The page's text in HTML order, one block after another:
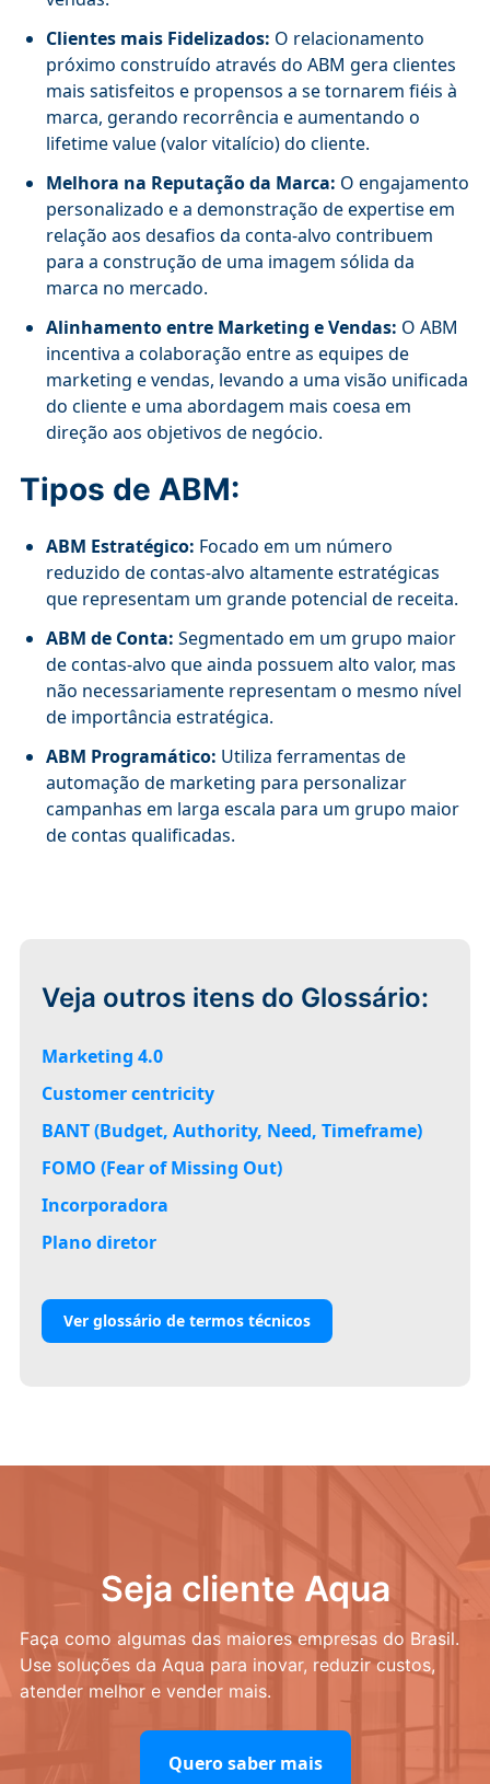
Clientes mais Fidelizados: O relacionamento
próximo construído através do ABM gera clientes
mais satisfeitos e propensos a se tornarem fiéis à
marca, gerando recorrência e aumentando o
lifetime value (valor vitalício) do cliente.
Melhora na Reputação da Marca: O engajamento
personalizado e a demonstração de expertise em
relação aos desafios da conta-alvo contribuem
para a construção de uma imagem sólida da
marca no mercado.
Alinhamento entre Marketing e Vendas: O ABM
incentiva a colaboração entre as equipes de
marketing e vendas, levando a uma visão unificada
do cliente e uma abordagem mais coesa em
direção aos objetivos de negócio.
Tipos de ABM:
ABM Estratégico: Focado em um número
reduzido de contas-alvo altamente estratégicas
que representam um grande potencial de receita.
ABM de Conta: Segmentado em um grupo maior
de contas-alvo que ainda possuem alto valor, mas
não necessariamente representam o mesmo nível
de importância estratégica.
ABM Programático: Utiliza ferramentas de
automação de marketing para personalizar
campanhas em larga escala para um grupo maior
de contas qualificadas.
Veja outros itens do Glossário:
Marketing 4.0
Customer centricity
BANT (Budget, Authority, Need, Timeframe)
FOMO (Fear of Missing Out)
Incorporadora
Plano diretor
Ver glossário de termos técnicos
Seja cliente Aqua
Faça como algumas das maiores empresas do Brasil.
Use soluções da Aqua para inovar, reduzir custos,
atender melhor e vender mais.
Quero saber mais